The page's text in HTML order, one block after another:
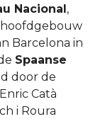
Nacional ,
hoofdgebouw
Barcelona in
Spaanse
door de
Catà
i Roura